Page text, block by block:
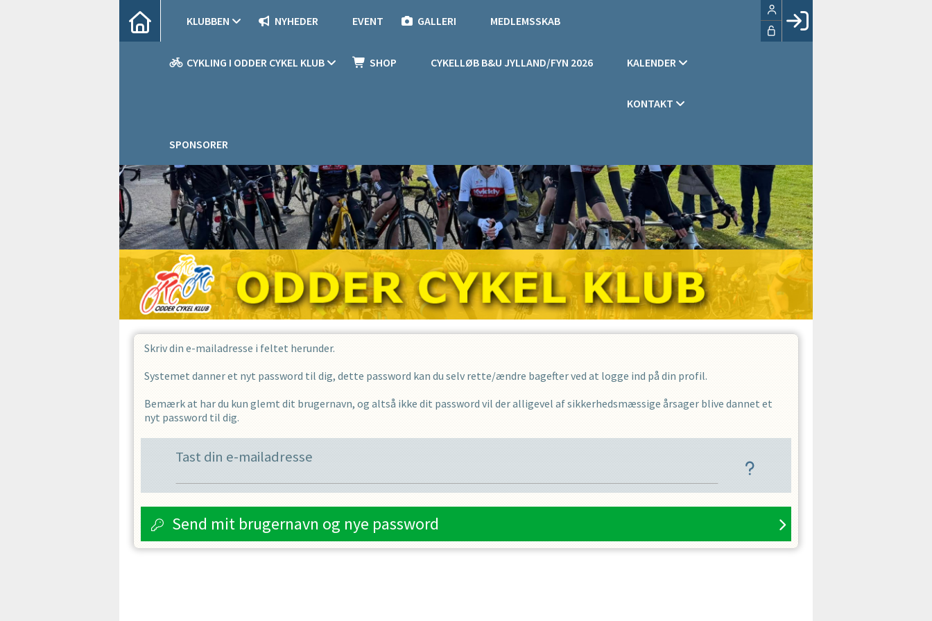
KLUBBEN NYHEDER EVENT GALLERI MEDLEMSSKAB
CYKLING I ODDER CYKEL KLUB SHOP CYKELLØB B&U JYLLAND/FYN 2026 KALENDER
KONTAKT
SPONSORER
Skriv din e-mailadresse i feltet herunder.
Systemet danner et nyt password til dig, dette password kan du selv rette/ændre bagefter ved at logge ind på din profil.
Bemærk at har du kun glemt dit brugernavn, og altså ikke dit password vil der alligevel af sikkerhedsmæssige årsager blive dannet et
nyt password til dig.
Tast din e-mailadresse
Send mit brugernavn og nye password